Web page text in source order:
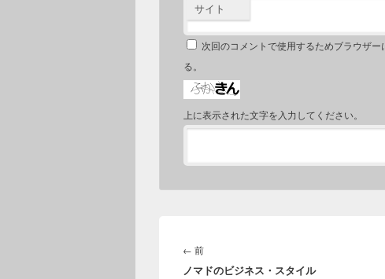
サイト
次回のコメントで使用するためブラウザ
る。
上に表示された文字を入力してください。
稿
ナ
← 前前
の
ノマドのビジネス・スタイル